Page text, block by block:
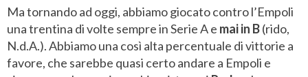
Ma tornando ad oggi, abbiamo giocato contro l’Empoli
una trentina di volte sempre in Serie A e mai in B(rido,
N.d.A.). Abbiamo una così alta percentuale di vittorie a
favore, che sarebbe quasi certo andare a Empoli e